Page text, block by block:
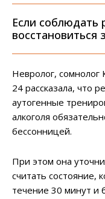
Если соблюдать
восстановиться
Невролог, сомнолог
24 рассказала, что
аутогенные
алкоголя
бессонницей.
При этом она
считать состояние,
течение 30 минут и